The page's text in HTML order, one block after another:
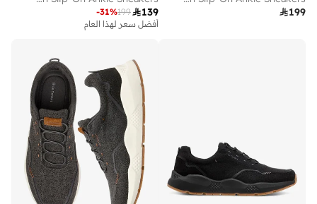
199
139
199
-31%
أفضل سعر لهذا العام